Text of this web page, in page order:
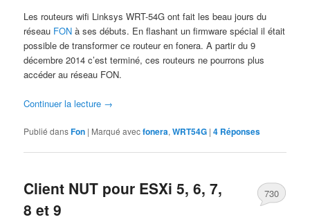
Les routeurs wifi Linksys WRT-54G ont fait les beau jours du
réseau FON à ses débuts. En flashant un firmware spécial il était
possible de transformer ce routeur en fonera. A partir du 9
décembre 2014 c’est terminé, ces routeurs ne pourrons plus
accéder au réseau FON.
Continuer la lecture →
Publié dansFon | Marqué avecfonera,WRT54G |4 Réponses
Client NUT pour ESXi 5, 6, 7,
8 et 9
730